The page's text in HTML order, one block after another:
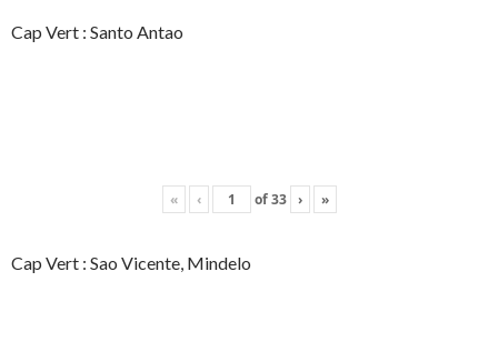
Cap Vert : Santo Antao
« ‹ of33 › »
Cap Vert : Sao Vicente, Mindelo